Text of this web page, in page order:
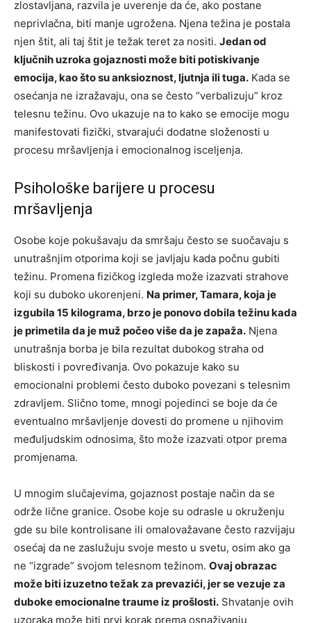
zlostavljana, razvila je uverenje da će, ako postane
neprivlačna, biti manje ugrožena. Njena težina je postala
njen štit, ali taj štit je težak teret za nositi. Jedan od
ključnih uzroka gojaznosti može biti potiskivanje
emocija, kao što su anksioznost, ljutnja ili tuga. Kada se
osećanja ne izražavaju, ona se često “verbalizuju” kroz
telesnu težinu. Ovo ukazuje na to kako se emocije mogu
manifestovati fizički, stvarajući dodatne složenosti u
procesu mršavljenja i emocionalnog isceljenja.
Psihološke barijere u procesu
mršavljenja
Osobe koje pokušavaju da smršaju često se suočavaju s
unutrašnjim otporima koji se javljaju kada počnu gubiti
težinu. Promena fizičkog izgleda može izazvati strahove
koji su duboko ukorenjeni. Na primer, Tamara, koja je
izgubila 15 kilograma, brzo je ponovo dobila težinu kada
je primetila da je muž počeo više da je zapaža. Njena
unutrašnja borba je bila rezultat dubokog straha od
bliskosti i povređivanja. Ovo pokazuje kako su
emocionalni problemi često duboko povezani s telesnim
zdravljem. Slično tome, mnogi pojedinci se boje da će
eventualno mršavljenje dovesti do promene u njihovim
međuljudskim odnosima, što može izazvati otpor prema
promjenama.
U mnogim slučajevima, gojaznost postaje način da se
održe lične granice. Osobe koje su odrasle u okruženju
gde su bile kontrolisane ili omalovažavane često razvijaju
osećaj da ne zaslužuju svoje mesto u svetu, osim ako ga
ne “izgrade” svojom telesnom težinom. Ovaj obrazac
može biti izuzetno težak za prevazići, jer se vezuje za
duboke emocionalne traume iz prošlosti. Shvatanje ovih
uzoraka može biti prvi korak prema osnaživanju